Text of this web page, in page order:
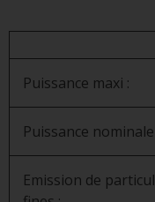
Puissance maxi :
Puissance nominale
Emission de